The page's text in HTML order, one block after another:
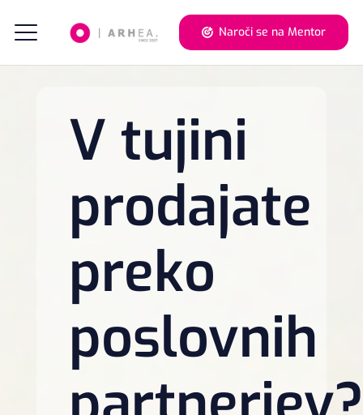
Naroči se na Mentor
V tujini
prodajate
preko
poslovnih